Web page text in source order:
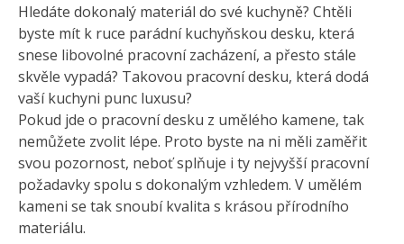
Hledáte dokonalý materiál do své kuchyně? Chtěli
byste mít k ruce parádní kuchyňskou desku, která
snese libovolné pracovní zacházení, a přesto stále
skvěle vypadá? Takovou pracovní desku, která dodá
vaší kuchyni punc luxusu?
Pokud jde o pracovní desku z umělého kamene, tak
nemůžete zvolit lépe. Proto byste na ni měli zaměřit
svou pozornost, neboť splňuje i ty nejvyšší pracovní
požadavky spolu s dokonalým vzhledem. V umělém
kameni se tak snoubí kvalita s krásou přírodního
materiálu.